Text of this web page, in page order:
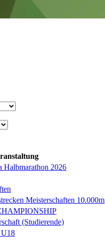
Halbmarathon 2026
Meisterschaften 10.000m
(Studierende)
U18